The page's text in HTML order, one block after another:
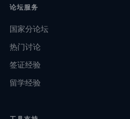
论坛服务
国家分论坛
热门讨论
签证经验
留学经验